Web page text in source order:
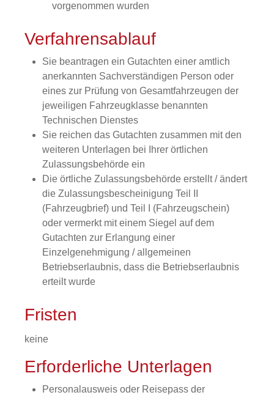
vorgenommen wurden
Verfahrensablauf
Sie beantragen ein Gutachten einer amtlich
anerkannten Sachverständigen Person oder
eines zur Prüfung von Gesamtfahrzeugen der
jeweiligen Fahrzeugklasse benannten
Technischen Dienstes
Sie reichen das Gutachten zusammen mit den
weiteren Unterlagen bei Ihrer örtlichen
Zulassungsbehörde ein
Die örtliche Zulassungsbehörde erstellt / ändert
die Zulassungsbescheinigung Teil II
(Fahrzeugbrief) und Teil I (Fahrzeugschein)
oder vermerkt mit einem Siegel auf dem
Gutachten zur Erlangung einer
Einzelgenehmigung / allgemeinen
Betriebserlaubnis, dass die Betriebserlaubnis
erteilt wurde
Fristen
keine
Erforderliche Unterlagen
Personalausweis oder Reisepass der